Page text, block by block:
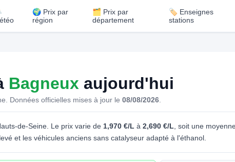
🌍 Prix par
région
🗂️ Prix par
département
🏷️ Enseignes
stations
Bagneux aujourd'hui
Données officielles mises à jour le 08/08/2026
de-Seine. Le prix varie de 1,970 €/L à 2,690 €/L , soit une
et les véhicules anciens sans catalyseur adapté à l'éthanol.